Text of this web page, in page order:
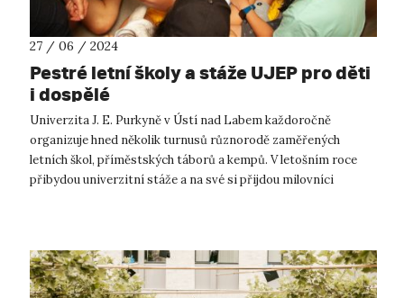
27 / 06 / 2024
Pestré letní školy a stáže UJEP pro děti
i dospělé
Univerzita J. E. Purkyně v Ústí nad Labem každoročně
organizuje hned několik turnusů různorodě zaměřených
letních škol, příměstských táborů a kempů. V letošním roce
přibydou univerzitní stáže a na své si přijdou milovníci